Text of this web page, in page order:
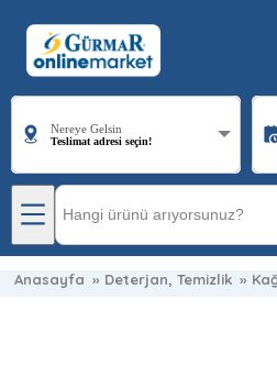
Nereye Gelsin
Teslimat adresi seçin!
Anasayfa » Deterjan, Temizlik »